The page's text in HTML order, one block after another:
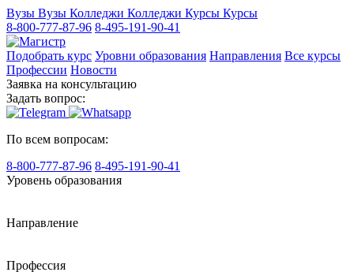
Вузы Вузы Колледжи Колледжи Курсы Курсы
8-800-777-87-96 8-495-191-90-41
Подобрать курс Уровни образования Направления Все курсы
Профессии Новости
Заявка на консультацию
Задать вопрос:
По всем вопросам:
8-800-777-87-96 8-495-191-90-41
Уровень образования
Направление
Профессия